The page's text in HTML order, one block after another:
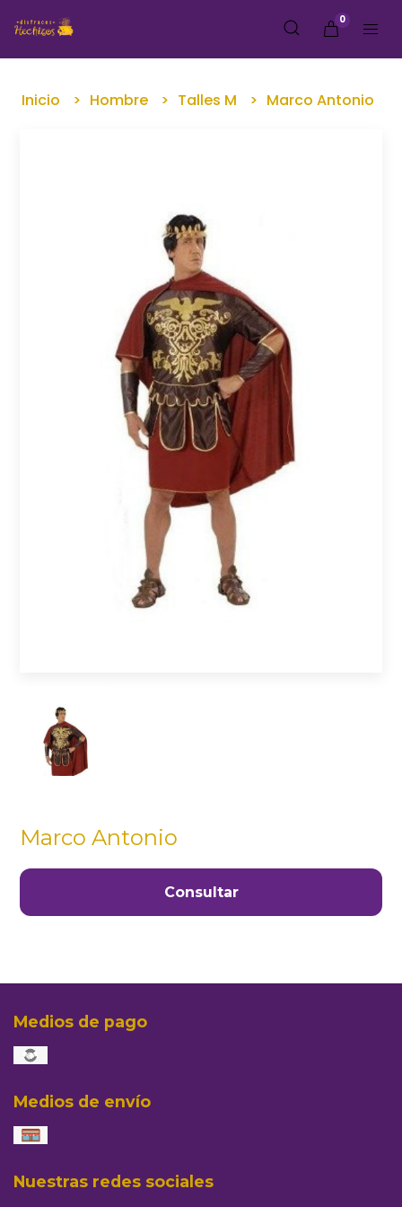
0
Inicio Hombre Talles M Marco Antonio
Marco Antonio
Consultar
Medios de pago
Medios de envío
Nuestras redes sociales